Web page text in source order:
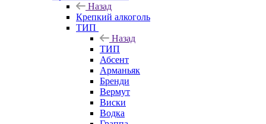
Назад
Крепкий алкоголь
ТИП
Назад
ТИП
Абсент
Арманьяк
Бренди
Вермут
Виски
Водка